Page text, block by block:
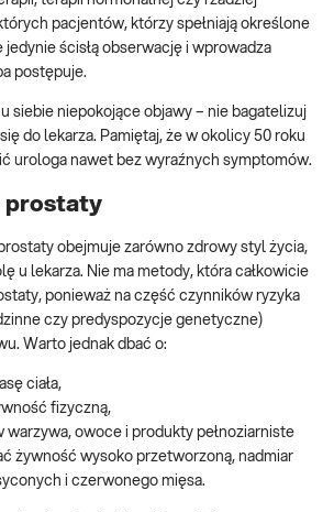
pacjentów, którzy spełniają określone
jedynie ścisłą obserwację i wprowadza
postępuje.
siebie niepokojące objawy – nie bagatelizuj
do lekarza. Pamiętaj, że w okolicy 50 roku
urologa nawet bez wyraźnych symptomów.
prostaty
obejmuje zarówno zdrowy styl życia,
u lekarza. Nie ma metody, która całkowicie
ponieważ na część czynników ryzyka
czy predyspozycje genetyczne)
Warto jednak dbać o:
ciała,
fizyczną,
warzywa, owoce i produkty pełnoziarniste
żywność wysoko przetworzoną, nadmiar
i czerwonego mięsa.